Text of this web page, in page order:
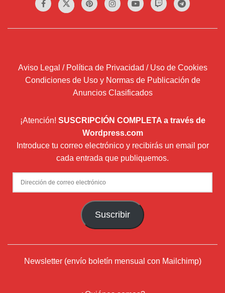
Aviso Legal / Política de Privacidad / Uso de Cookies
Condiciones de Uso y Normas de Publicación de
Anuncios Clasificados
¡Atención! SUSCRIPCIÓN COMPLETA a través de
Wordpress.com
Introduce tu correo electrónico y recibirás un email por
cada entrada que publiquemos.
Dirección
de
Suscribir
Newsletter (envío boletín mensual con Mailchimp)